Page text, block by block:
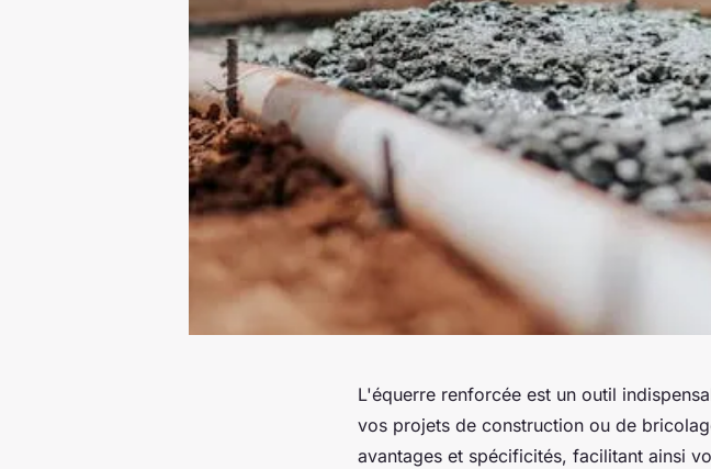
L'équerre renforcée est un outil
vos projets de construction ou de
avantages et spécificités, facilitant ainsi